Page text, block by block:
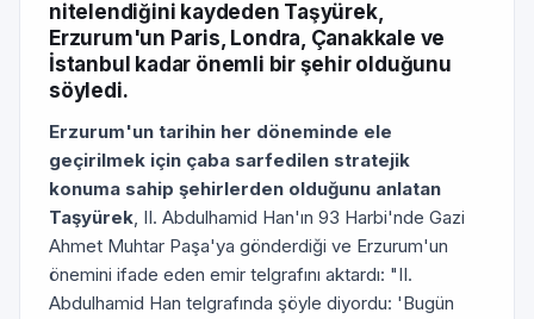
nitelendiğini kaydeden Taşyürek,
Erzurum'un Paris, Londra, Çanakkale ve
İstanbul kadar önemli bir şehir olduğunu
söyledi.
Erzurum'un tarihin her döneminde ele
geçirilmek için çaba sarfedilen stratejik
konuma sahip şehirlerden olduğunu anlatan
Taşyürek, II. Abdulhamid Han'ın 93 Harbi'nde Gazi
Ahmet Muhtar Paşa'ya gönderdiği ve Erzurum'un
önemini ifade eden emir telgrafını aktardı: "II.
Abdulhamid Han telgrafında şöyle diyordu: 'Bugün